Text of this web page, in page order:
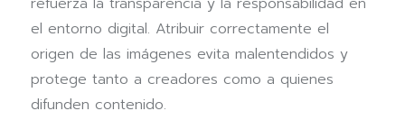
el entorno digital. Atribuir correctamente el
origen de las imágenes evita malentendidos y
protege tanto a creadores como a quienes
difunden contenido.